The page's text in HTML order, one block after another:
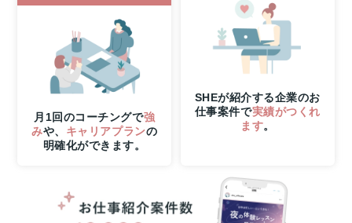
月1回のコーチングで強
みや、 キャリアプランの
明確化ができます。
SHEが紹介する企業のお
仕事案件で実績がつくれ
ます。